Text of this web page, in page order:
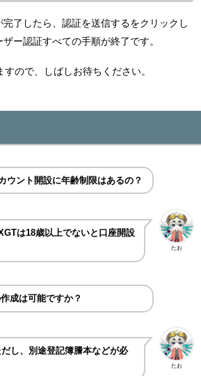
了したら、認証を送信するをクリックし
ー認証すべての手順が終了です。
すので、しばしお待ちください。
ウント開設に年齢制限はあるの？
たお
は18歳以上でないと口座開設
成は可能ですか？
たお
し、別途登記簿謄本などが必